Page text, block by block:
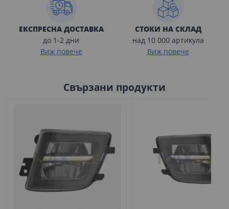
ЕКСПРЕСНА ДОСТАВКА
до 1-2 дни
Виж повече
СТОКИ НА СКЛАД
над 10 000 артикула
Виж повече
Свързани продукти